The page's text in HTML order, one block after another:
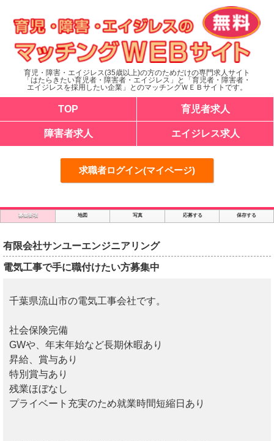
育児・障害・エイジレス(35歳以上)の方のためだけの専門求人サイト
「はたらきたい育児者・障害者・エイジレス」と「育児者・障害者・
エイジレスを採用したい企業」とのマッチングＷＥＢサイトです。
TOP 育児者求人
障害者求人 エイジレス求人
求職者ログイン(マイページ)
募集要項 地図 写真 応募する 保存する
有限会社サンユーエンジニアリング
電気工事で手に職付けたい方募集中
千葉県流山市の電気工事会社です。
社会保険完備
GWや、年末年始など長期休暇あり
昇給、賞与あり
特別賞与あり
残業ほぼなし
プライベート充実のため就業時間短縮日あり